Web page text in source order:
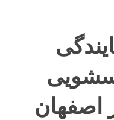
اصفهان